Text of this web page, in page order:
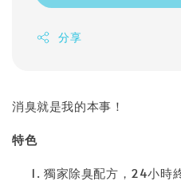
分享
消臭就是我的本事！
特色
獨家除臭配方，24小時